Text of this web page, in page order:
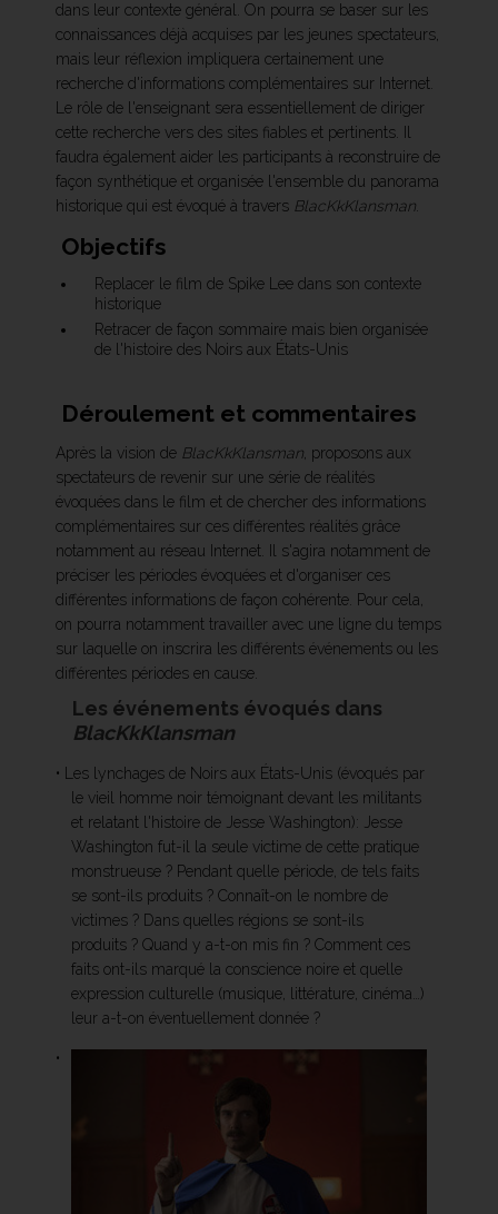
dans leur contexte général. On pourra se baser sur les
connaissances déjà acquises par les jeunes spectateurs,
mais leur réflexion impliquera certainement une
recherche d'informations complémentaires sur Internet.
Le rôle de l'enseignant sera essentiellement de diriger
cette recherche vers des sites fiables et pertinents. Il
faudra également aider les participants à reconstruire de
façon synthétique et organisée l'ensemble du panorama
historique qui est évoqué à travers BlacKkKlansman
Objectifs
Replacer le film de Spike Lee dans son contexte
historique
Retracer de façon sommaire mais bien organisée
de l'histoire des Noirs aux États-Unis
Déroulement et commentaires
Après la vision de BlacKkKlansman , proposons aux
spectateurs de revenir sur une série de réalités
évoquées dans le film et de chercher des informations
complémentaires sur ces différentes réalités grâce
notamment au réseau Internet. Il s'agira notamment de
préciser les périodes évoquées et d'organiser ces
différentes informations de façon cohérente. Pour cela,
on pourra notamment travailler avec une ligne du temps
sur laquelle on inscrira les différents événements ou les
différentes périodes en cause.
Les événements évoqués dans
BlacKkKlansman
• Les lynchages de Noirs aux États-Unis (évoqués par
le vieil homme noir témoignant devant les militants
et relatant l'histoire de Jesse Washington): Jesse
Washington fut-il la seule victime de cette pratique
monstrueuse ? Pendant quelle période, de tels faits
se sont-ils produits ? Connaît-on le nombre de
victimes ? Dans quelles régions se sont-ils
produits ? Quand y a-t-on mis fin ? Comment ces
faits ont-ils marqué la conscience noire et quelle
expression culturelle (musique, littérature, cinéma…)
leur a-t-on éventuellement donnée ?
•